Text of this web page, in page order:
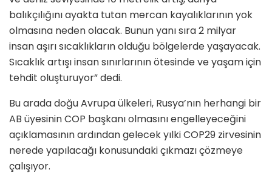
balıkçılığını ayakta tutan mercan kayalıklarının yok
olmasına neden olacak. Bunun yanı sıra 2 milyar
insan aşırı sıcaklıkların olduğu bölgelerde yaşayacak.
Sıcaklık artışı insan sınırlarının ötesinde ve yaşam için
tehdit oluşturuyor” dedi.
Bu arada doğu Avrupa ülkeleri, Rusya’nın herhangi bir
AB üyesinin COP başkanı olmasını engelleyeceğini
açıklamasının ardından gelecek yılki COP29 zirvesinin
nerede yapılacağı konusundaki çıkmazı çözmeye
çalışıyor.